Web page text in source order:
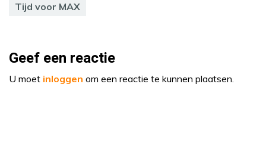
Tijd voor MAX
Geef een reactie
U moet inloggen om een reactie te kunnen plaatsen.